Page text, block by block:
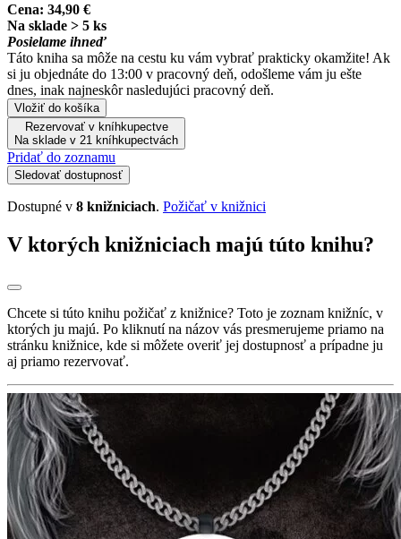
Cena: 34,90 €
Na sklade > 5 ks
Posielame ihneď
Táto kniha sa môže na cestu ku vám vybrať prakticky okamžite! Ak
si ju objednáte do 13:00 v pracovný deň, odošleme vám ju ešte
dnes, inak najneskôr nasledujúci pracovný deň.
Vložiť do košíka
Rezervovať v kníhkupectve
Na sklade v 21 kníhkupectvách
Pridať do zoznamu
Sledovať dostupnosť
Dostupné v 8 knižniciach. Požičať v knižnici
V ktorých knižniciach majú túto knihu?
Chcete si túto knihu požičať z knižnice? Toto je zoznam knižníc, v
ktorých ju majú. Po kliknutí na názov vás presmerujeme priamo na
stránku knižnice, kde si môžete overiť jej dostupnosť a prípadne ju
aj priamo rezervovať.